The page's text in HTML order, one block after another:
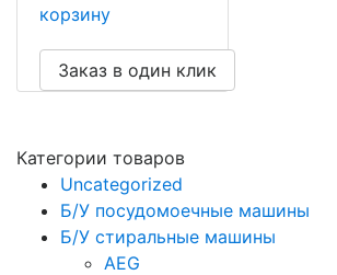
корзину
Заказ в один клик
Категории товаров
Uncategorized
Б/У посудомоечные машины
Б/У стиральные машины
AEG